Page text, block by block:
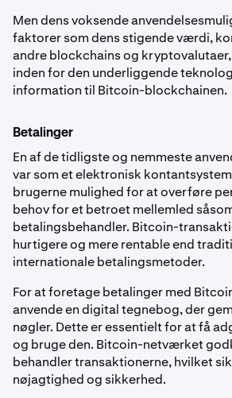
Men dens voksende
faktorer som dens stigende værdi,
andre blockchains og
inden for den underliggende
information til Bitcoin-blockchainen.
Betalinger
En af de tidligste og nemmeste
var som et elektronisk
brugerne mulighed for at overføre
behov for et betroet mellemled
betalingsbehandler. Bitcoin-
hurtigere og mere rentable end
internationale betalingsmetoder.
For at foretage betalinger med
anvende en digital tegnebog, der
nøgler. Dette er essentielt for at få
og bruge den. Bitcoin-netværket
behandler transaktionerne, hvilket
nøjagtighed og sikkerhed.